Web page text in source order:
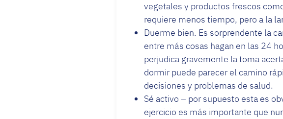
vegetales y productos frescos
requiere menos tiempo, pero a la
Duerme bien. Es sorprendente la
entre más cosas hagan en las 24
perjudica gravemente la toma
dormir puede parecer el camino
decisiones y problemas de salud.
Sé activo – por supuesto esta es
ejercicio es más importante que